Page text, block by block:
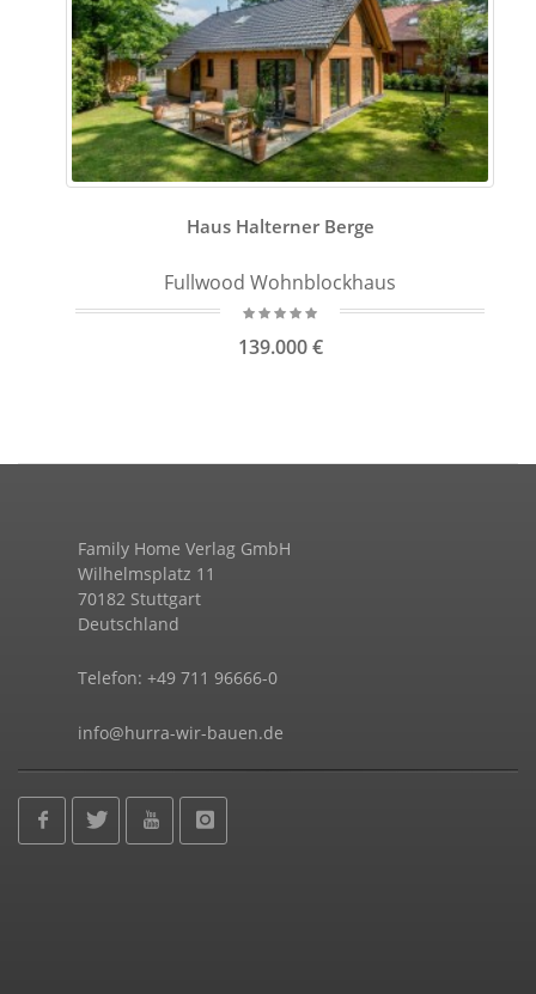
Haus Halterner Berge
Fullwood Wohnblockhaus
139.000 €
Family Home Verlag GmbH
Wilhelmsplatz 11
70182 Stuttgart
Deutschland
Telefon: +49 711 96666-0
info@hurra-wir-bauen.de